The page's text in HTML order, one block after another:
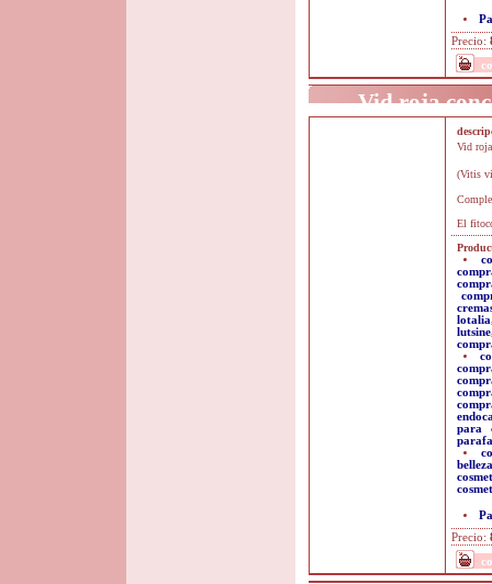
Precio:
Vid roja
Vid
(Vitis
El
lotalia
lutsine
para
belleza
Precio: